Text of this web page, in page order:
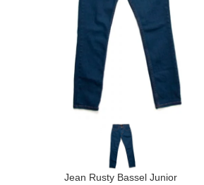
Jean Rusty Bassel Junior